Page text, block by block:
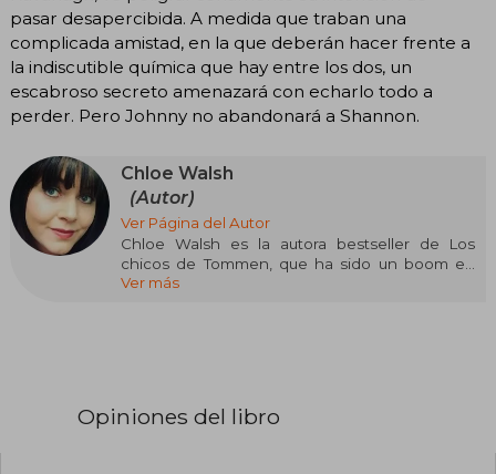
pasar desapercibida. A medida que traban una
complicada amistad, en la que deberán hacer frente a
la indiscutible química que hay entre los dos, un
escabroso secreto amenazará con echarlo todo a
perder. Pero Johnny no abandonará a Shannon.
Chloe Walsh
(Autor)
Ver Página del Autor
Chloe Walsh es la autora bestseller de Los
chicos de Tommen, que ha sido un boom en
TikTok, Goodreads y Amazon. Lleva una década
la salud mental. Vive en Cork (Irlanda) con su
Ver más
Opiniones del libro